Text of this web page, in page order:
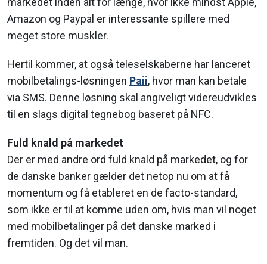
Amazon og Paypal er interessante spillere med
meget store muskler.
Hertil kommer, at også teleselskaberne har lanceret
mobilbetalings-løsningen Paii, hvor man kan betale
via SMS. Denne løsning skal angiveligt videreudvikles
til en slags digital tegnebog baseret på NFC.
Fuld knald på markedet
Der er med andre ord fuld knald på markedet, og for
de danske banker gælder det netop nu om at få
momentum og få etableret en de facto-standard,
som ikke er til at komme uden om, hvis man vil noget
med mobilbetalinger på det danske marked i
fremtiden. Og det vil man.